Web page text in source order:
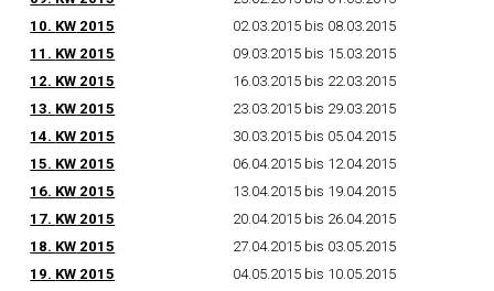
10. KW 2015
02.03.2015 bis 08.03.2015
11. KW 2015
09.03.2015 bis 15.03.2015
12. KW 2015
16.03.2015 bis 22.03.2015
13. KW 2015
23.03.2015 bis 29.03.2015
14. KW 2015
30.03.2015 bis 05.04.2015
15. KW 2015
06.04.2015 bis 12.04.2015
16. KW 2015
13.04.2015 bis 19.04.2015
17. KW 2015
20.04.2015 bis 26.04.2015
18. KW 2015
27.04.2015 bis 03.05.2015
19. KW 2015
04.05.2015 bis 10.05.2015